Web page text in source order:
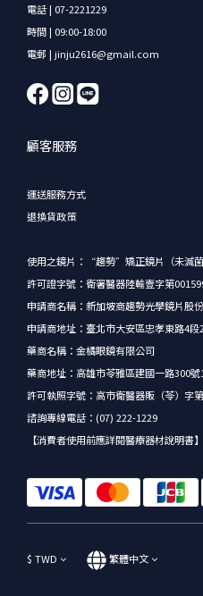
電話 | 07-2221229
時間 | 09:00-18:00
電郵 | jinju2616@gmail.com
顧客服務
運送服務方式
退換貨政策
使用之鏡片：“趨勢”矯正鏡片（未滅菌
許可證字號：衛署醫器陸輸壹字第
申請商名稱：新加坡商趨勢光學鏡片股
申請商地址：臺北市大安區忠孝東路4
藥商名稱：金橘眼鏡有限公司
藥商地址：高雄市苓雅區建國一路300號
許可執照字號：高市衛醫器販（苓）字
諮詢專線電話：(07) 222-1229
【消費者使用前應詳閱醫療器材說明書】
$ TWD 繁體中文